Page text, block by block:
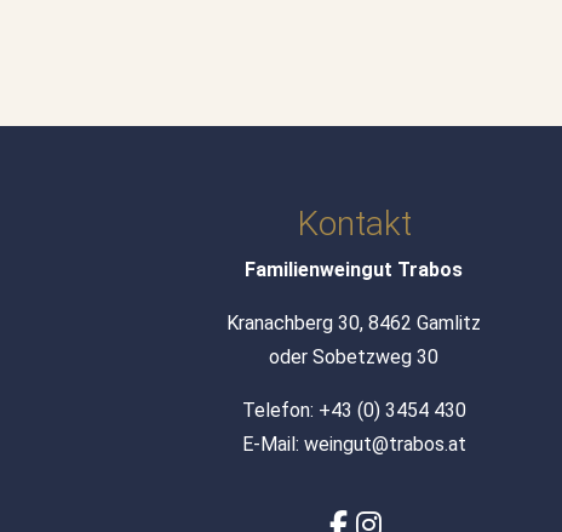
Kontakt
Familienweingut Trabos
Kranachberg 30, 8462 Gamlitz
oder Sobetzweg 30
Telefon: +43 (0) 3454 430
E-Mail: weingut@trabos.at